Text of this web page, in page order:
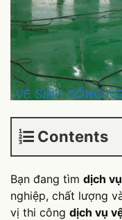
Contents
Bạn đang tìm dịch
nghiệp, chất lượng
vị thi công dịch vụ